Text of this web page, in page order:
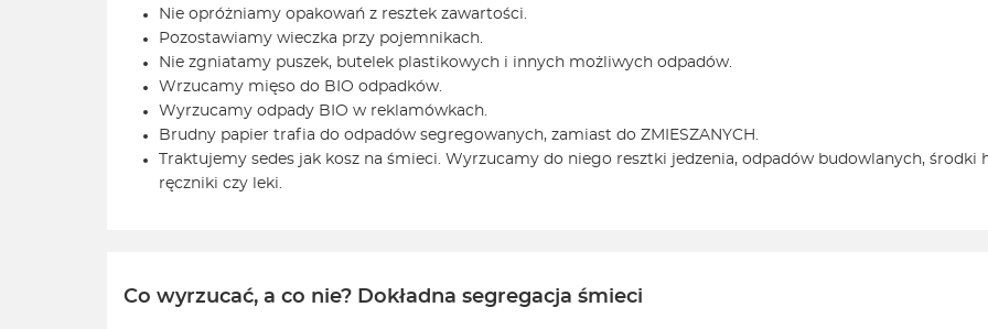
Nie opróżniamy opakowań z resztek zawartości.
Pozostawiamy wieczka przy pojemnikach.
Nie zgniatamy puszek, butelek plastikowych i innych możliwych odpadów.
Wrzucamy mięso do BIO odpadków.
Wyrzucamy odpady BIO w reklamówkach.
Brudny papier trafia do odpadów segregowanych, zamiast do ZMIESZANYCH.
Traktujemy sedes jak kosz na śmieci. Wyrzucamy do niego resztki jedzenia, odpadów budowlanych,
ręczniki czy leki.
Co wyrzucać, a co nie? Dokładna segregacja śmieci